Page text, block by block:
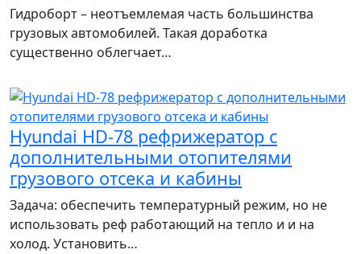
Гидроборт – неотъемлемая часть большинства
грузовых автомобилей. Такая доработка
существенно облегчает…
Hyundai HD-78 рефрижератор с
дополнительными отопителями
грузового отсека и кабины
Задача: обеспечить температурный режим, но не
использовать реф работающий на тепло и и на
холод. Установить…